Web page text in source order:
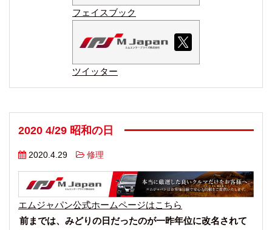
フェイスブック
ツイッター
2020 4/29 昭和の日
2020.4.29 修理
エムジャパン公式ホームページはこちら
前までは、みどりの日だったのが一昨年位に改名されて